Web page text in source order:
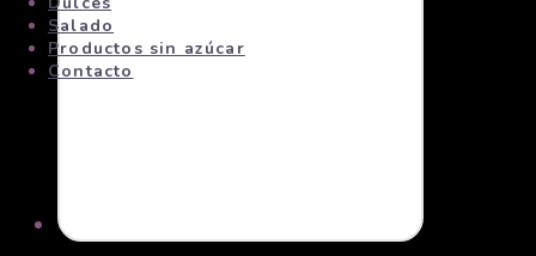
Salado
Productos sin azúcar
Contacto